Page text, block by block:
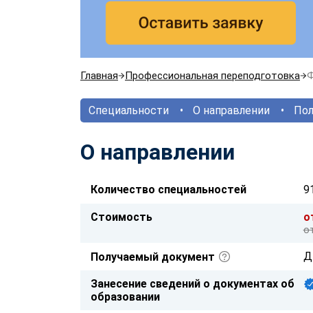
Главная Профессиональная переподготовка
Специальности О направлении
О направлении
Количество специальностей
Стоимость
Получаемый документ
Занесение сведений о документах об
образовании